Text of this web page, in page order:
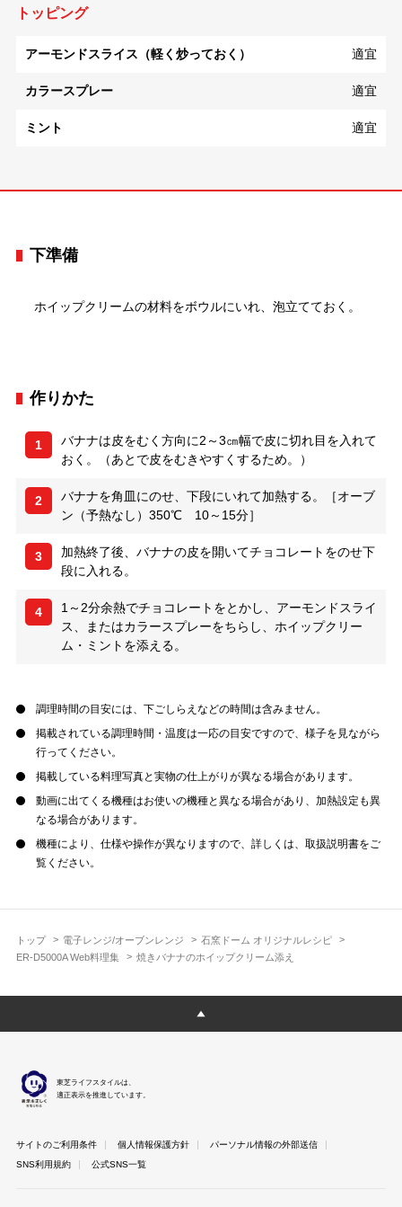
トップ 電子レンジ/オーブンレンジ
石窯ドーム オリジナルレシピ
ER-D5000A Web料理集
焼きバナナのホイップクリーム添え
トッピング
アーモンドスライス（軽く炒っておく） 適宜
カラースプレー 適宜
ミント 適宜
下準備
ホイップクリームの材料をボウルにいれ、泡立てておく。
作りかた
1
バナナは皮をむく方向に2～3㎝幅で皮に切れ目を入れて
おく。（あとで皮をむきやすくするため。）
2
バナナを角皿にのせ、下段にいれて加熱する。［オーブ
ン（予熱なし）350℃ 10～15分］
3
加熱終了後、バナナの皮を開いてチョコレートをのせ下
段に入れる。
4
1～2分余熱でチョコレートをとかし、アーモンドスライ
ス、またはカラースプレーをちらし、ホイップクリー
ム・ミントを添える。
調理時間の目安には、下ごしらえなどの時間は含みません。
掲載されている調理時間・温度は一応の目安ですので、様子を見ながら
行ってください。
掲載している料理写真と実物の仕上がりが異なる場合があります。
動画に出てくる機種はお使いの機種と異なる場合があり、加熱設定も異
なる場合があります。
機種により、仕様や操作が異なりますので、詳しくは、取扱説明書をご
覧ください。
東芝ライフスタイルは、
適正表示を推進しています。
サイトのご利用条件 個人情報保護方針
パーソナル情報の外部送信
SNS利用規約
公式SNS一覧